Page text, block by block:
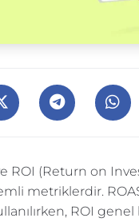
(Return on
metriklerdir.
ROI genel